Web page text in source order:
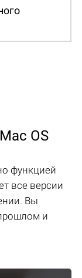
OS
функцией
все версии
Вы
и